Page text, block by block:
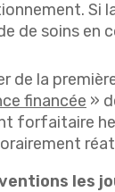
Si
de soins en
de la
financée »
forfaitaire
les